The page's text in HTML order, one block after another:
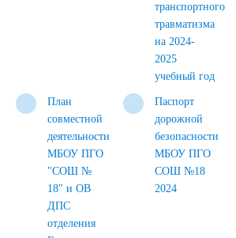
транспортного
травматизма
на 2024-
2025
учебный год
План
совместной
деятельности
МБОУ ПГО
"СОШ №
18" и ОВ
ДПС
отделения
Паспорт
дорожной
безопасности
МБОУ ПГО
СОШ №18
2024